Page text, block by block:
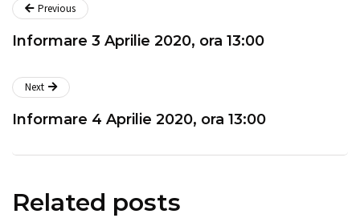
Previous
Informare 3 Aprilie 2020, ora 13:00
Next
Informare 4 Aprilie 2020, ora 13:00
Related posts